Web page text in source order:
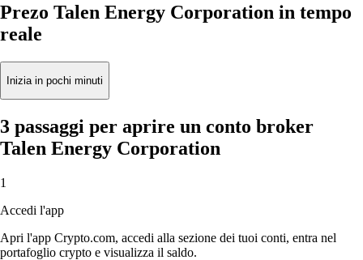
Prezo Talen Energy Corporation in tempo
reale
Inizia in pochi minuti
3 passaggi per aprire un conto broker
Talen Energy Corporation
1
Accedi l'app
Apri l'app Crypto.com, accedi alla sezione dei tuoi conti, entra nel
portafoglio crypto e visualizza il saldo.